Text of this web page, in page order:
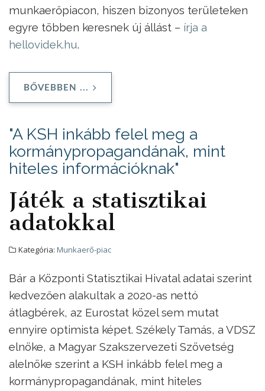
munkaerőpiacon, hiszen bizonyos területeken
egyre többen keresnek új állást – írja a
hellovidek.hu.
BŐVEBBEN ...
"A KSH inkább felel meg a
kormánypropagandának, mint
hiteles információknak"
Játék a statisztikai
adatokkal
Kategória: Munkaerő-piac
Bár a Központi Statisztikai Hivatal adatai szerint
kedvezően alakultak a 2020-as nettó
átlagbérek, az Eurostat közel sem mutat
ennyire optimista képet. Székely Tamás, a VDSZ
elnöke, a Magyar Szakszervezeti Szövetség
alelnöke szerint a KSH inkább felel meg a
kormánypropagandának, mint hiteles